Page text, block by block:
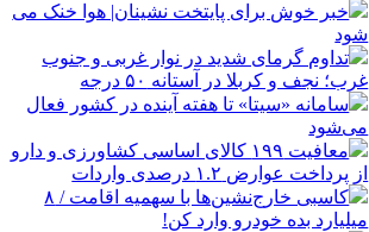
خبر خوش برای پایتخت نشینان| هوا خنک می
شود
تداوم گرمای شدید در نوار غربی و جنوب
غرب؛ نجف و کربلا در آستانه ۵۰ درجه
سامانه «سیتا» تا هفته آینده در کشور فعال
می‌شود
معافیت ۱۹۹ کالای اساسی کشاورزی و دارو
از پرداخت عوارض ۱.۲ درصدی واردات
کاسبی خارج‌نشین‌ها با سهمیه اقامت / ۸
میلیارد بده خودرو وارد کن!